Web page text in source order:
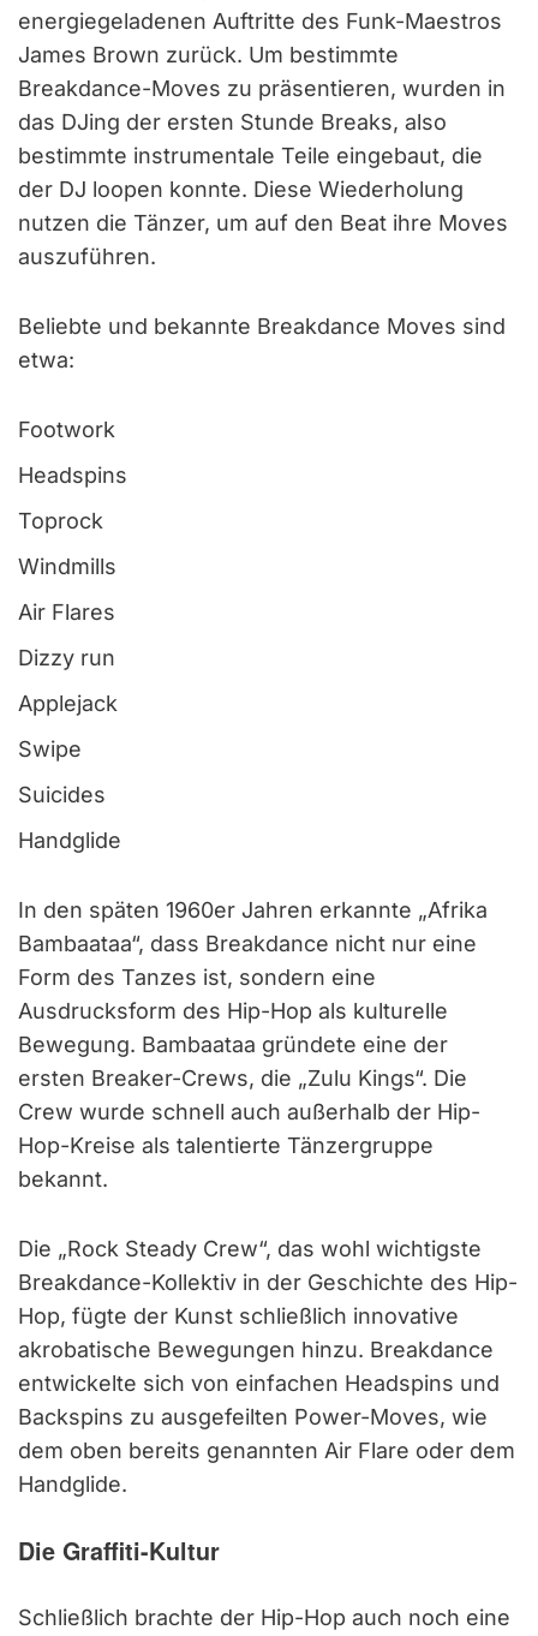
energiegeladenen Auftritte des Funk-Maestros
James Brown zurück. Um bestimmte
Breakdance-Moves zu präsentieren, wurden in
das DJing der ersten Stunde Breaks, also
bestimmte instrumentale Teile eingebaut, die
der DJ loopen konnte. Diese Wiederholung
nutzen die Tänzer, um auf den Beat ihre Moves
auszuführen.
Beliebte und bekannte Breakdance Moves sind
etwa:
Footwork
Headspins
Toprock
Windmills
Air Flares
Dizzy run
Applejack
Swipe
Suicides
Handglide
In den späten 1960er Jahren erkannte „Afrika
Bambaataa“, dass Breakdance nicht nur eine
Form des Tanzes ist, sondern eine
Ausdrucksform des Hip-Hop als kulturelle
Bewegung. Bambaataa gründete eine der
ersten Breaker-Crews, die „Zulu Kings“. Die
Crew wurde schnell auch außerhalb der Hip-
Hop-Kreise als talentierte Tänzergruppe
bekannt.
Die „Rock Steady Crew“, das wohl wichtigste
Breakdance-Kollektiv in der Geschichte des Hip-
Hop, fügte der Kunst schließlich innovative
akrobatische Bewegungen hinzu. Breakdance
entwickelte sich von einfachen Headspins und
Backspins zu ausgefeilten Power-Moves, wie
dem oben bereits genannten Air Flare oder dem
Handglide.
Die Graffiti-Kultur
Schließlich brachte der Hip-Hop auch noch eine